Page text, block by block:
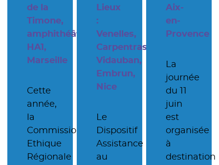
de la
Timone,
amphithéâtre
HA1,
Marseille
Cette
année,
la
Commission
Ethique
Régionale
Lieux
:
Venelles,
Carpentras,
Vidauban,
Embrun,
Nice
Le
Dispositif
Assistance
au
Aix-
en-
Provence
La
journée
du 11
juin
est
organisée
à
destination